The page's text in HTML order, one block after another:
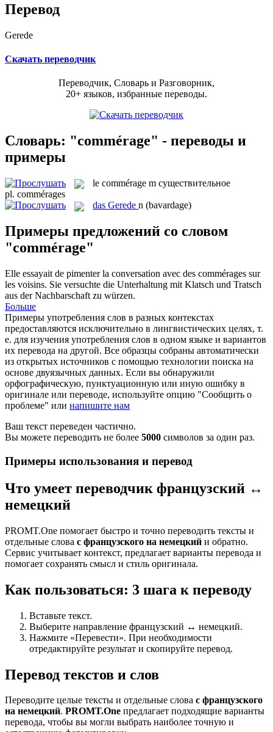
Перевод
Gerede
Скачать переводчик
Переводчик, Словарь и Разговорник,
20+ языков, избранные переводы.
Словарь: "commérage" - переводы и
примеры
le commérage m существительное
pl. commérages
das Gerede n (bavardage)
Примеры предложений со словом
"commérage"
Elle essayait de pimenter la conversation avec des commérages sur
les voisins. Sie versuchte die Unterhaltung mit Klatsch und Tratsch
aus der Nachbarschaft zu würzen.
Больше
Примеры употребления слов в разных контекстах
предоставляются исключительно в лингвистических целях, т.
е. для изучения употребления слов в одном языке и вариантов
их перевода на другой. Все образцы собраны автоматически
из открытых источников с помощью технологии поиска на
основе двуязычных данных. Если вы обнаружили
орфографическую, пунктуационную или иную ошибку в
оригинале или переводе, используйте опцию "Сообщить о
проблеме" или напишите нам
Ваш текст переведен частично.
Вы можете переводить не более 5000 символов за один раз.
Примеры использования и перевод
Что умеет переводчик французский ↔
немецкий
PROMT.One помогает быстро и точно переводить тексты и
отдельные слова с французского на немецкий и обратно.
Сервис учитывает контекст, предлагает варианты перевода и
помогает сохранять смысл и стиль оригинала.
Как пользоваться: 3 шага к переводу
Вставьте текст.
Выберите направление французский ↔ немецкий.
Нажмите «Перевести». При необходимости
отредактируйте результат и скопируйте перевод.
Перевод текстов и слов
Переводите целые тексты и отдельные слова с французского
на немецкий. PROMT.One предлагает подходящие варианты
перевода, чтобы вы могли выбрать наиболее точную и